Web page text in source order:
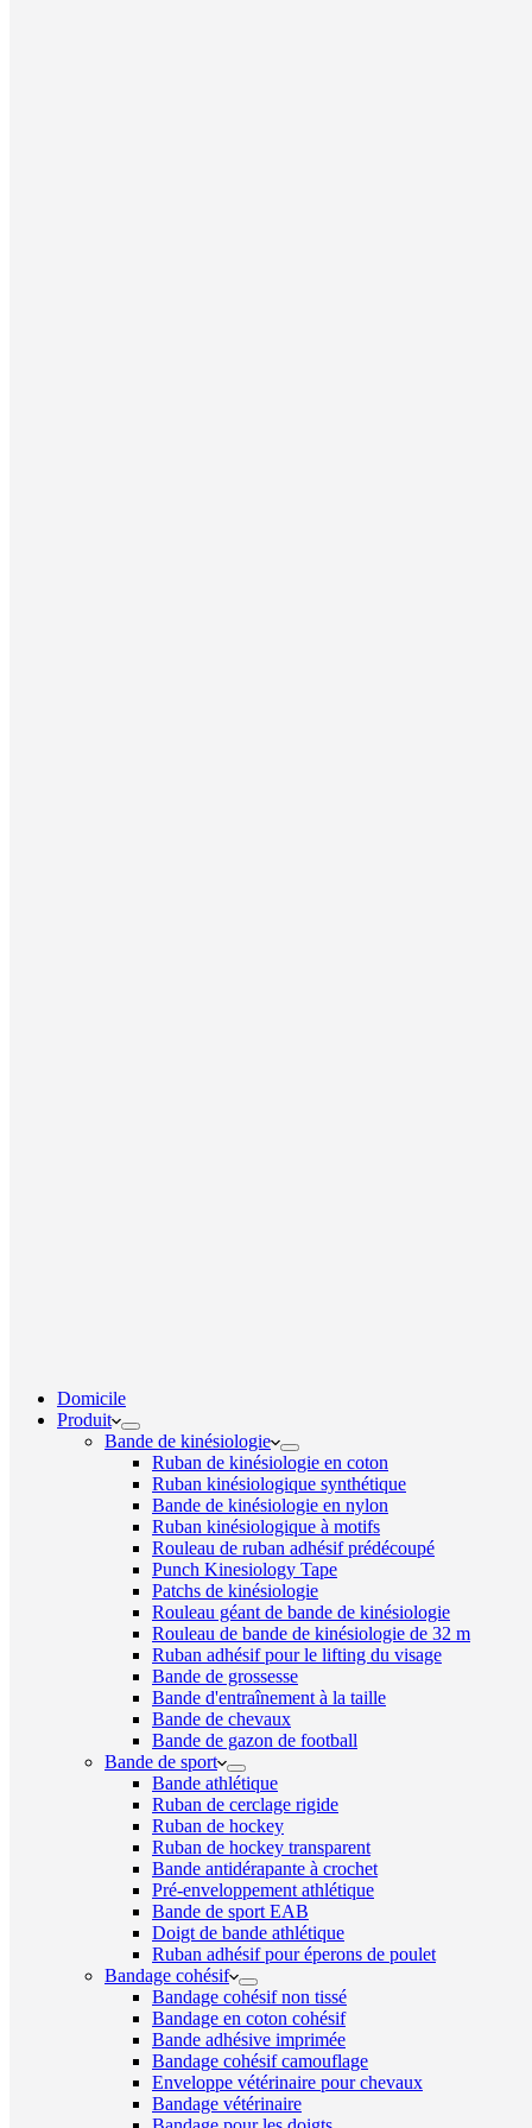
Domicile
Produit
Bande de kinésiologie
Ruban de kinésiologie en coton
Ruban kinésiologique synthétique
Bande de kinésiologie en nylon
Ruban kinésiologique à motifs
Rouleau de ruban adhésif prédécoupé
Punch Kinesiology Tape
Patchs de kinésiologie
Rouleau géant de bande de kinésiologie
Rouleau de bande de kinésiologie de 32 m
Ruban adhésif pour le lifting du visage
Bande de grossesse
Bande d'entraînement à la taille
Bande de chevaux
Bande de gazon de football
Bande de sport
Bande athlétique
Ruban de cerclage rigide
Ruban de hockey
Ruban de hockey transparent
Bande antidérapante à crochet
Pré-enveloppement athlétique
Bande de sport EAB
Doigt de bande athlétique
Ruban adhésif pour éperons de poulet
Bandage cohésif
Bandage cohésif non tissé
Bandage en coton cohésif
Bande adhésive imprimée
Bandage cohésif camouflage
Enveloppe vétérinaire pour chevaux
Bandage vétérinaire